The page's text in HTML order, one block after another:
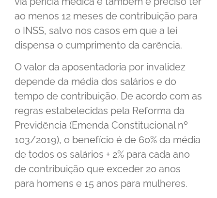
ao menos 12 meses de contribuição para
o INSS, salvo nos casos em que a lei
dispensa o cumprimento da carência.
O valor da aposentadoria por invalidez
depende da média dos salários e do
tempo de contribuição. De acordo com as
regras estabelecidas pela Reforma da
Previdência (Emenda Constitucional nº
103/2019), o benefício é de 60% da média
de todos os salários + 2% para cada ano
de contribuição que exceder 20 anos
para homens e 15 anos para mulheres.